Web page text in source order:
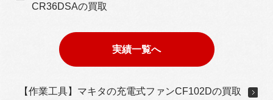
CR36DSAの買取
実績一覧へ
【作業工具】マキタの充電式ファンCF102Dの買取